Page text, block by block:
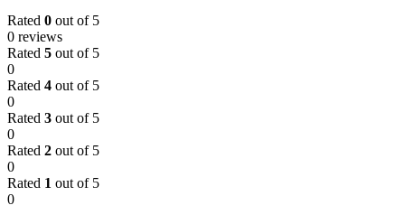
Rated 0 out of 5
0 reviews
Rated 5 out of 5
0
Rated 4 out of 5
0
Rated 3 out of 5
0
Rated 2 out of 5
0
Rated 1 out of 5
0